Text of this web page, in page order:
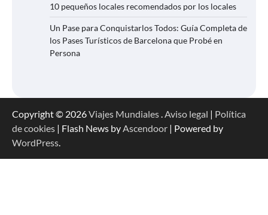
10 pequeños locales recomendados por los locales
Un Pase para Conquistarlos Todos: Guía Completa de
los Pases Turísticos de Barcelona que Probé en
Persona
Copyright © 2026Viajes Mundiales.Aviso legal | Política
de cookies | Flash News byAscendoor | Powered by
WordPress.